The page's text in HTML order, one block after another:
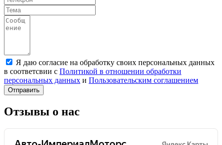
Я даю согласие на обработку своих персональных данных
в соответсвии с Политикой в отношении обработки
персональных данных и Пользовательским соглашением
Отправить
Отзывы о нас